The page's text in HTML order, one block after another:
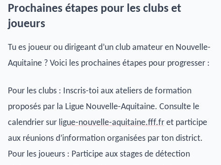
Prochaines étapes pour les clubs et
joueurs
Tu es joueur ou dirigeant d’un club amateur en Nouvelle-
Aquitaine ? Voici les prochaines étapes pour progresser :
Pour les clubs : Inscris-toi aux ateliers de formation
proposés par la Ligue Nouvelle-Aquitaine. Consulte le
calendrier sur ligue-nouvelle-aquitaine.fff.fr et participe
aux réunions d’information organisées par ton district.
Pour les joueurs : Participe aux stages de détection